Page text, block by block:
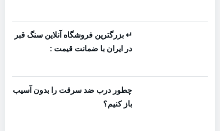
↵ بزرگترین فروشگاه آنلاین سنگ قبر
در ایران با ضمانت قیمت :
چطور درب ضد سرقت را بدون آسیب
باز کنیم؟